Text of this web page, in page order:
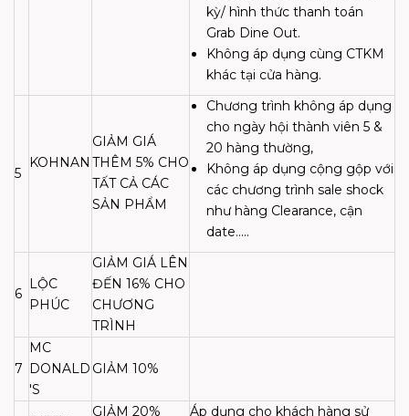
kỳ/ hình thức thanh toán
Grab Dine Out.
Không áp dụng cùng CTKM
khác tại cửa hàng.
5
KOHNAN
GIẢM GIÁ
THÊM 5% CHO
TẤT CẢ CÁC
SẢN PHẨM
Chương trình không áp dụng
cho ngày hội thành viên 5 &
20 hàng thường,
Không áp dụng cộng gộp với
các chương trình sale shock
như hàng Clearance, cận
date.....
6
LỘC
PHÚC
GIẢM GIÁ LÊN
ĐẾN 16% CHO
CHƯƠNG
TRÌNH
7
MC
DONALD
'S
GIẢM 10%
GIẢM 20%
Áp dụng cho khách hàng sử